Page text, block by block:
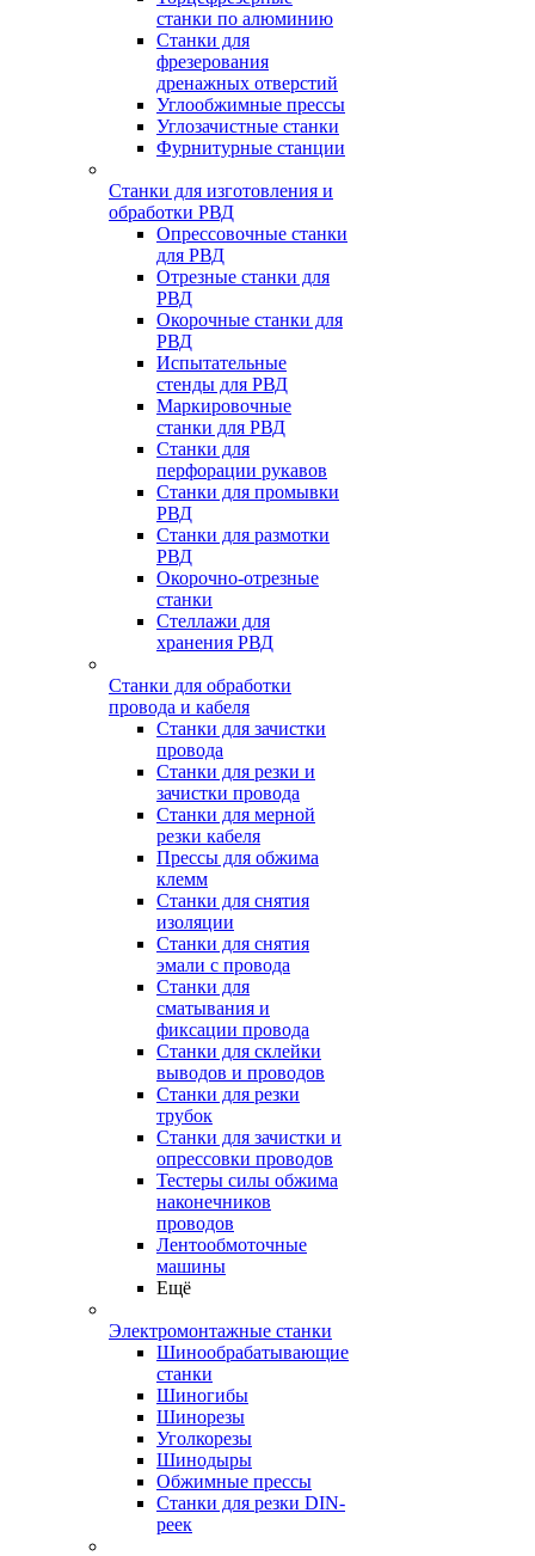
станки по алюминию
Станки для
фрезерования
дренажных отверстий
Углообжимные прессы
Углозачистные станки
Фурнитурные станции
Станки для изготовления и
обработки РВД
Опрессовочные станки
для РВД
Отрезные станки для
РВД
Окорочные станки для
РВД
Испытательные
стенды для РВД
Маркировочные
станки для РВД
Станки для
перфорации рукавов
Станки для промывки
РВД
Станки для размотки
РВД
Окорочно-отрезные
станки
Стеллажи для
хранения РВД
Станки для обработки
провода и кабеля
Станки для зачистки
провода
Станки для резки и
зачистки провода
Станки для мерной
резки кабеля
Прессы для обжима
клемм
Станки для снятия
изоляции
Станки для снятия
эмали с провода
Станки для
сматывания и
фиксации провода
Станки для склейки
выводов и проводов
Станки для резки
трубок
Станки для зачистки и
опрессовки проводов
Тестеры силы обжима
наконечников
проводов
Лентообмоточные
машины
Ещё
Электромонтажные станки
Шинообрабатывающие
станки
Шиногибы
Шинорезы
Уголкорезы
Шинодыры
Обжимные прессы
Станки для резки DIN-
реек